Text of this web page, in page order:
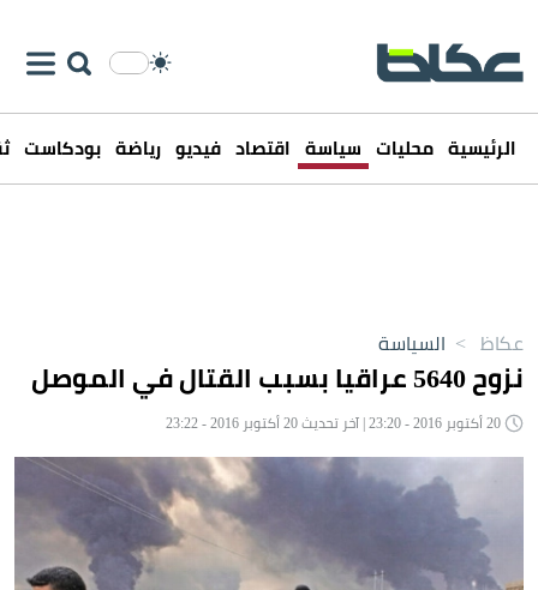
الرئيسية محليات سياسة اقتصاد فيديو رياضة بودكاست
عكاظ > السياسة
نزوح 5640 عراقيا بسبب القتال في الموصل